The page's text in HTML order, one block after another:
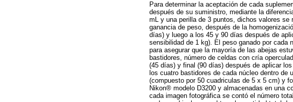
Para determinar la aceptación de cada
después de su suministro, mediante la
mL y una perilla de 3 puntos, dichos valores se
ganancia de peso, después de la
días) y luego a los 45 y 90 días después de
sensibilidad de 1 kg). El peso ganado por cada
para asegurar que la mayoría de las abejas
bastidores, número de celdas con cría
(45 días) y final (90 días) después de aplicar
los cuatro bastidores de cada núcleo dentro
(compuesto por 50 cuadriculas de 5 x 5 cm) y
Nikon® modelo D3200 y almacenadas en una
cada imagen fotográfica se contó el número